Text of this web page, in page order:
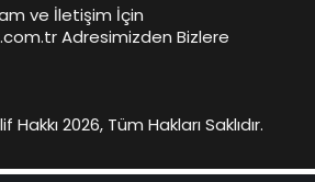
ve İletişim İçin
Adresimizden Bizlere
Hakkı 2026, Tüm Hakları Saklıdır.